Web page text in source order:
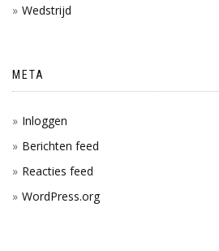
Wedstrijd
META
Inloggen
Berichten feed
Reacties feed
WordPress.org